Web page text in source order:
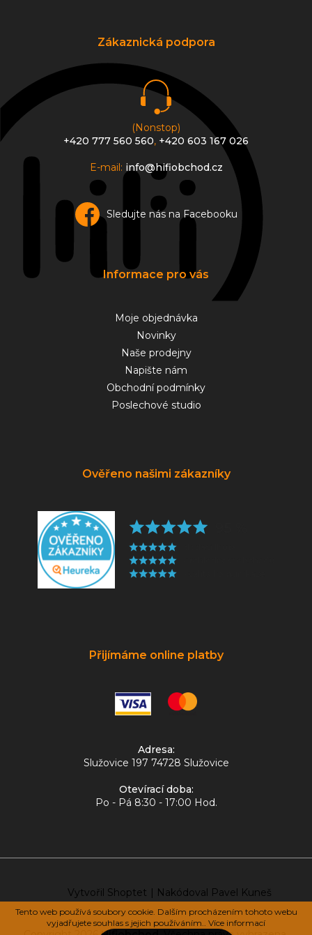
Tento web používá soubory cookie. Dalším procházením tohoto webu
vyjadřujete souhlas s jejich používáním.. Více informací
Zákaznická podpora
(Nonstop)
+420 777 560 560, +420 603 167 026
E-mail: info@hifiobchod.cz
Sledujte nás na Facebooku
Informace pro vás
Moje objednávka
Novinky
Naše prodejny
Napište nám
Obchodní podmínky
Poslechové studio
Ověřeno našimi zákazníky
Přijímáme online platby
Adresa:
Služovice 197 74728 Služovice
Otevírací doba:
Po - Pá 8:30 - 17:00 Hod.
Vytvořil Shoptet | Nakódoval Pavel Kuneš